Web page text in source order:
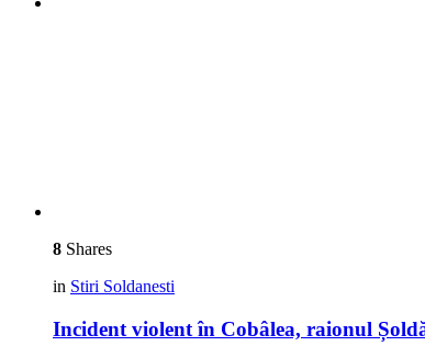
8 Shares
in Stiri Soldanesti
​Incident violent în Cobâlea, raionul